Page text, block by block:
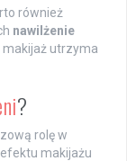
również
nawilżenie
makijaż utrzyma
?
rolę w
makijażu